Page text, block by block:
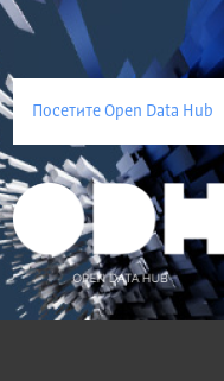
Посетите Open Data Hub